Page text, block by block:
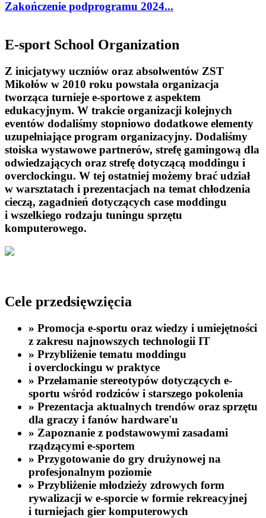
Zakończenie podprogramu 2024...
E-sport School Organization
Z inicjatywy uczniów oraz absolwentów ZST
Mikołów w 2010 roku powstała organizacja
tworząca turnieje e-sportowe z aspektem
edukacyjnym. W trakcie organizacji kolejnych
eventów dodaliśmy stopniowo dodatkowe elementy
uzupełniające program organizacyjny. Dodaliśmy
stoiska wystawowe partnerów, strefę gamingową dla
odwiedzających oraz strefę dotyczącą moddingu i
overclockingu. W tej ostatniej możemy brać udział
w warsztatach i prezentacjach na temat chłodzenia
cieczą, zagadnień dotyczących case moddingu
i wszelkiego rodzaju tuningu sprzętu
komputerowego.
Cele przedsięwzięcia
» Promocja e-sportu oraz wiedzy i umiejętności
z zakresu najnowszych technologii IT
» Przybliżenie tematu moddingu
i overclockingu w praktyce
» Przełamanie stereotypów dotyczących e-
sportu wśród rodziców i starszego pokolenia
» Prezentacja aktualnych trendów oraz sprzętu
dla graczy i fanów hardware'u
» Zapoznanie z podstawowymi zasadami
rządzącymi e-sportem
» Przygotowanie do gry drużynowej na
profesjonalnym poziomie
» Przybliżenie młodzieży zdrowych form
rywalizacji w e-sporcie w formie rekreacyjnej
i turniejach gier komputerowych